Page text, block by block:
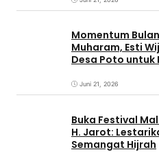
Momentum
Muharam, Esti
Desa Poto untuk
Juni 21, 2026
Buka Festival
H. Jarot:
Semangat Hijrah